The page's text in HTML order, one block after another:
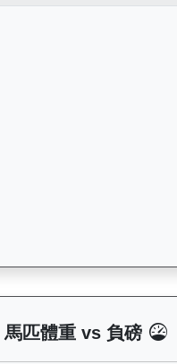
圖表顯示馬匹訓
馬匹體重 vs 負磅